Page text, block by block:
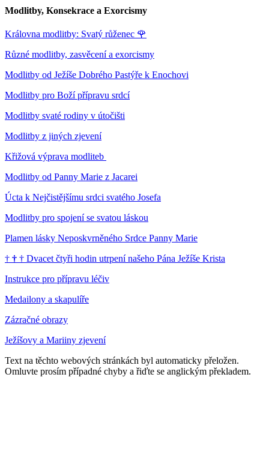
Modlitby, Konsekrace a Exorcismy
Královna modlitby: Svatý růženec 🌹
Různé modlitby, zasvěcení a exorcismy
Modlitby od Ježíše Dobrého Pastýře k Enochovi
Modlitby pro Boží přípravu srdcí
Modlitby svaté rodiny v útočišti
Modlitby z jiných zjevení
Křižová výprava modliteb
Modlitby od Panny Marie z Jacarei
Úcta k Nejčistějšímu srdci svatého Josefa
Modlitby pro spojení se svatou láskou
Plamen lásky Neposkvrněného Srdce Panny Marie
† † † Dvacet čtyři hodin utrpení našeho Pána Ježíše Krista
Instrukce pro přípravu léčiv
Medailony a skapulíře
Zázračné obrazy
Ježíšovy a Mariiny zjevení
Text na těchto webových stránkách byl automaticky přeložen.
Omluvte prosím případné chyby a řiďte se anglickým překladem.